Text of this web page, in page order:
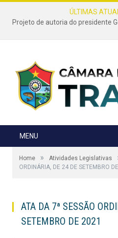
ÚLTIMAS
MENU
Home » Atividades Legislativas
ORDINÁRIA, DE 24 DE SETEMBRO
ATA DA 7ª SESSÃO
SETEMBRO DE 2021